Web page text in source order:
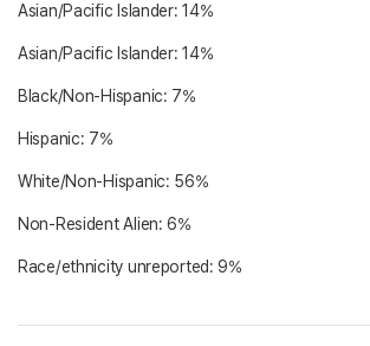
Asian/Pacific Islander: 14%
Asian/Pacific Islander: 14%
Black/Non-Hispanic: 7%
Hispanic: 7%
White/Non-Hispanic: 56%
Non-Resident Alien: 6%